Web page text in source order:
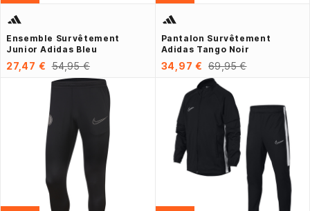
Ensemble Survêtement
Junior Adidas Bleu
27,47 € 54,95 €
Pantalon Survêtement
Adidas Tango Noir
34,97 € 69,95 €